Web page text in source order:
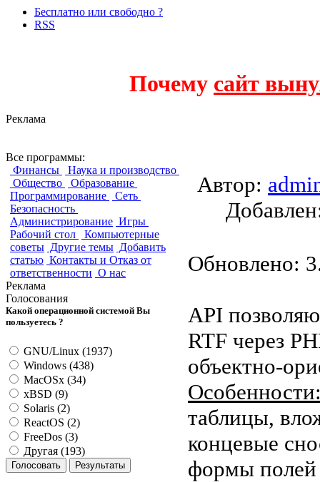
Бесплатно или свободно ?
RSS
Почему сайт
Реклама
Все программы:
Финансы
Наука и производство
Общество
Образование
Программирование
Сеть
Безопасность
Администрирование Игры
Рабочий стол
Компьютерные
советы Другие темы Добавить
статью Контакты и Отказ от
ответственности О нас
Реклама
Голосования
Какой операционной системой Вы
пользуетесь ?
GNU/Linux (1937)
Windows (438)
MacOSx (34)
xBSD (9)
Solaris (2)
ReactOS (2)
FreeDos (3)
Другая (193)
Автор:
Обновлено:
API
RTF через
объектно-
таблицы,
концевые
формы полей